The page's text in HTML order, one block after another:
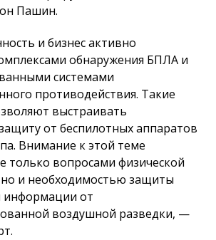
Пашин.
и бизнес активно
обнаружения БПЛА и
системами
противодействия. Такие
выстраивать
от беспилотных аппаратов
Внимание к этой теме
только вопросами физической
но и необходимостью защиты
информации от
воздушной разведки, —